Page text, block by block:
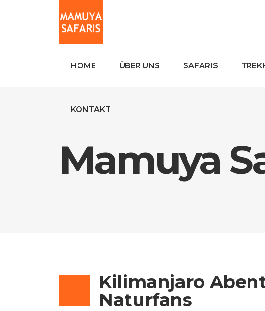
HOME ÜBER UNS SAFARIS
KONTAKT
Mamuya
Kilimanjaro
Naturfans